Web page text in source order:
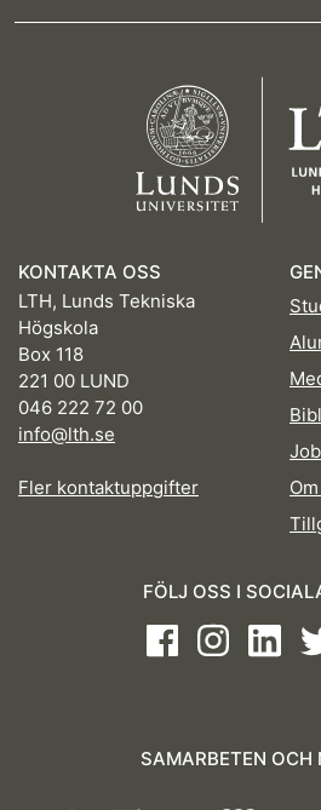
KONTAKTA OSS
LTH, Lunds Tekniska
Högskola
Box 118
221 00 LUND
046 222 72 00
info@lth.se
Fler kontaktuppgifter
FÖLJ OSS I
FacebookInstagramLinkedIn
SAMARBETEN OCH